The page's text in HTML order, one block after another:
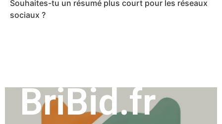
Souhaites-tu un résumé plus court pour les réseaux
sociaux ?
BriBid.fr